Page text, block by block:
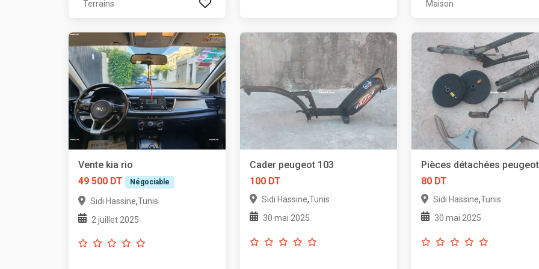
Terrains Maison
Vente kia rio
49 500 DT
Négociable
Sidi Hassine,Tunis
2 juillet 2025
Cader peugeot 103
100 DT
Sidi Hassine,Tunis
30 mai 2025
Pièces détachées
80 DT
Sidi Hassine,Tunis
30 mai 2025